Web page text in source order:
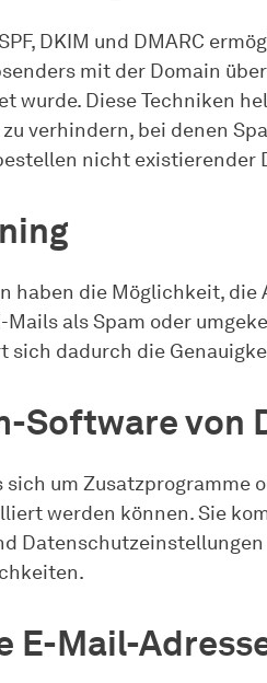
DKIM und DMARC
mit der Domain
wurde. Diese Techniken
verhindern, bei denen
nicht existierender
haben die Möglichkeit,
Mails als Spam oder
sich dadurch die
Software von
um Zusatzprogramme
werden können. Sie
E-Mail-